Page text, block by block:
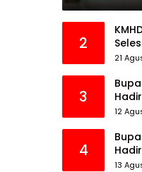
2
21
3
12
4
HUT
13